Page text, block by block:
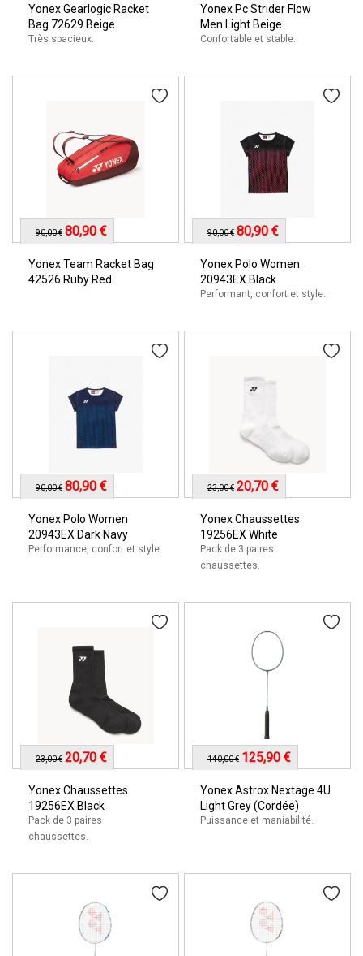
Yonex Gearlogic Racket
Bag 72629 Beige
Très spacieux.
Yonex Pc Strider Flow
Men Light Beige
Confortable et stable.
Yonex Team Racket Bag
42526 Ruby Red
90,00 € 80,90 €
Yonex Polo Women
20943EX Black
Performant, confort et style.
90,00 € 80,90 €
Yonex Polo Women
20943EX Dark Navy
Performance, confort et style.
90,00 € 80,90 €
Yonex Chaussettes
19256EX White
Pack de 3 paires
chaussettes.
23,00 € 20,70 €
Yonex Chaussettes
19256EX Black
Pack de 3 paires
chaussettes.
23,00 € 20,70 €
Yonex Astrox Nextage 4U
Light Grey (Cordée)
Puissance et maniabilité.
140,00 € 125,90 €